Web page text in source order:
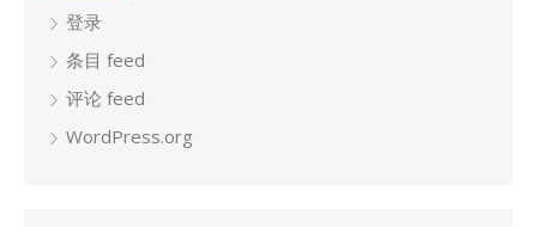
登录
条目 feed
评论 feed
WordPress.org